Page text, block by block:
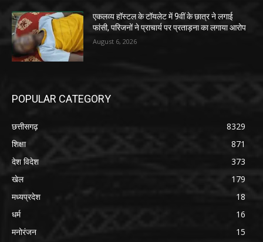
एकलव्य हॉस्टल के टॉयलेट में 9वीं के छात्र ने लगाई
फांसी, परिजनों ने प्राचार्य पर प्रताड़ना का लगाया आरोप
August 6, 2026
POPULAR CATEGORY
छत्तीसगढ़
8329
शिक्षा
871
देश विदेश
373
खेल
179
मध्यप्रदेश
18
धर्म
16
मनोरंजन
15